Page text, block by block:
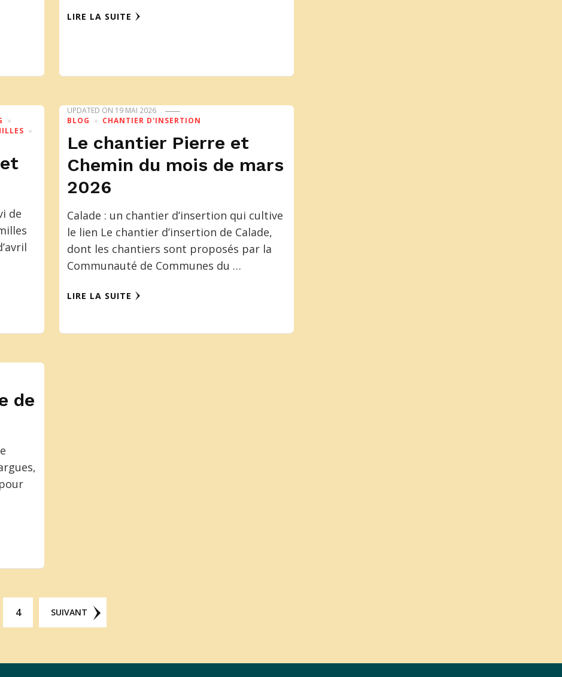
LIRE LA SUITE
de
UPDATED ON 19 MAI 2026
BLOG
CHANTIER D'INSERTION
Le chantier Pierre et
Chemin du mois de mars
2026
Calade : un chantier d’insertion qui cultive
le lien Le chantier d’insertion de Calade,
dont les chantiers sont proposés par la
Communauté de Communes du …
LIRE LA SUITE
de
4 SUIVANT